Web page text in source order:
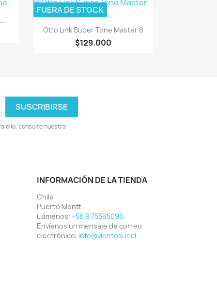
Vista rápida
Otto Link Super Tone Master 8
$129.000
FUERA DE STOCK
ello, consulte nuestra
INFORMACIÓN DE LA TIENDA
Chile
Puerto Montt
Llámenos: +56 9 75365096
Envíenos un mensaje de correo
electrónico: info@vientosur.cl